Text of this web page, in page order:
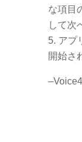
な項目
して次
アプ
開始さ